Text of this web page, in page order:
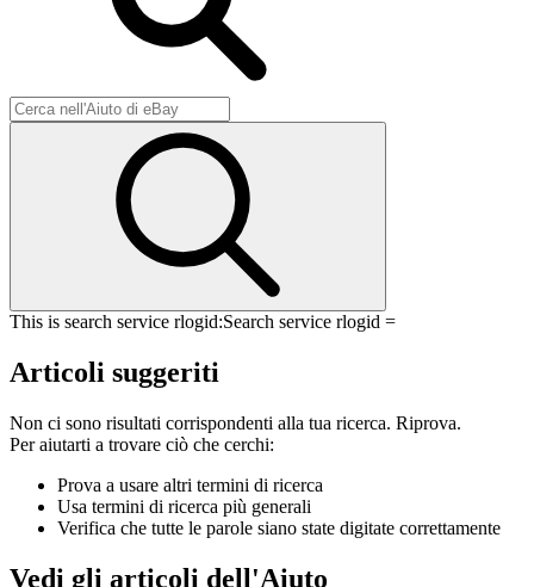
This is search service rlogid:Search service rlogid =
Articoli suggeriti
Non ci sono risultati corrispondenti alla tua ricerca. Riprova.
Per aiutarti a trovare ciò che cerchi:
Prova a usare altri termini di ricerca
Usa termini di ricerca più generali
Verifica che tutte le parole siano state digitate correttamente
Vedi gli articoli dell'Aiuto